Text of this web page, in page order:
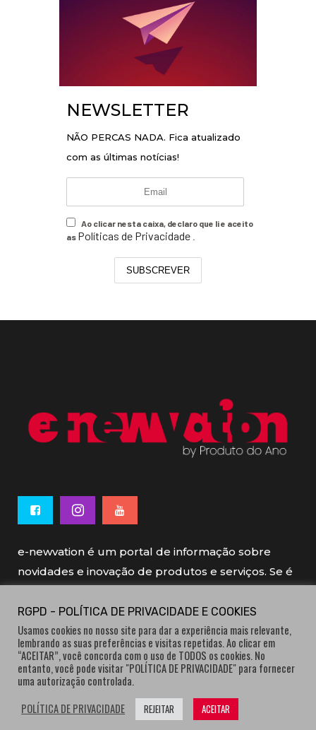
NEWSLETTER
NÃO PERCAS NADA. Fica atualizado
com as últimas notícias!
Ao clicar nesta caixa, declaro que li e aceito
as Políticas de Privacidade
SUBSCREVER
e-newvation é um portal de informação sobre
novidades e inovação de produtos e serviços. Se é
e-newvation tem o patrocínio do “Produto do
Ano”, o prémio de inovação atribuído por
consumidores.
RGPD - POLÍTICA DE PRIVACIDADE E COOKIES
Usamos cookies no nosso site para dar a experiência mais relevante,
lembrando as suas preferências e visitas repetidas. Ao clicar em
“ACEITAR”, você concorda com o uso de TODOS os cookies. No
entanto, você pode visitar "POLÍTICA DE PRIVACIDADE" para fornecer
uma autorização controlada.
POLÍTICA DE PRIVACIDADE
REJEITAR ACEITAR